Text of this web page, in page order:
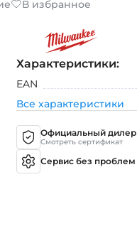
В избранное
Характеристики:
EAN
Все характеристики
Официальный дилер
Смотреть сертификат
Сервис без проблем